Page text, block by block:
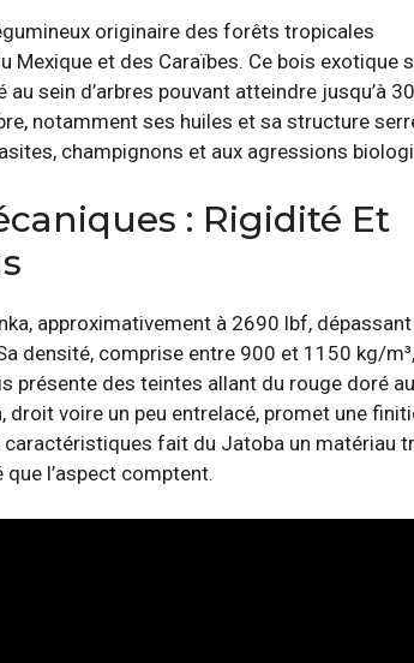
originaire des forêts tropicales
Mexique et des Caraïbes. Ce bois exotique
sein d’arbres pouvant atteindre jusqu’à 30
notamment ses huiles et sa structure
champignons et aux agressions
: Rigidité Et
approximativement à 2690 lbf, dépassant
densité, comprise entre 900 et 1150 kg/m³,
présente des teintes allant du rouge doré
voire un peu entrelacé, promet une
fait du Jatoba un matériau
l’aspect comptent.